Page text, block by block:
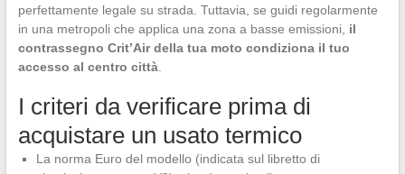
perfettamente legale su strada. Tuttavia, se guidi regolarmente
in una metropoli che applica una zona a basse emissioni, il
contrassegno Crit’Air della tua moto condiziona il tuo
accesso al centro città.
I criteri da verificare prima di
acquistare un usato termico
La norma Euro del modello (indicata sul libretto di